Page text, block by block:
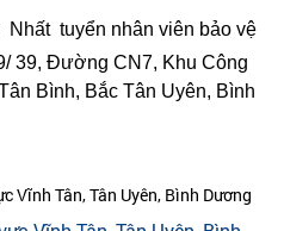
tuyển nhân viên bảo vệ
39, Đường CN7, Khu Công
Bình, Bắc Tân Uyên, Bình